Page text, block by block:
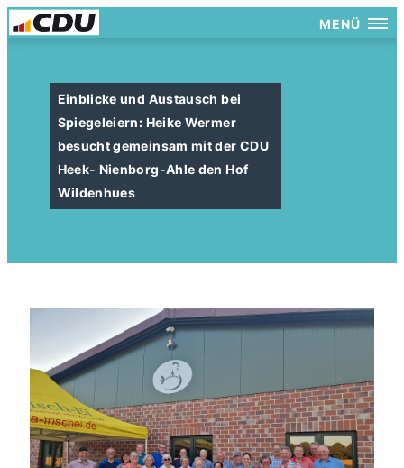
MENÜ
Einblicke und Austausch bei
Spiegeleiern: Heike Wermer
besucht gemeinsam mit der CDU
Heek- Nienborg-Ahle den Hof
Wildenhues